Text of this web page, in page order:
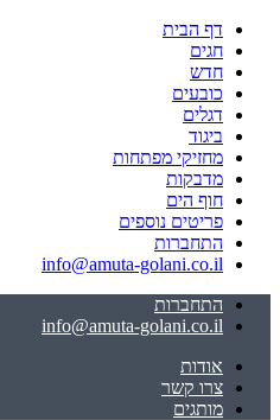
דף הבית
חגים
חדש
כובעים
דגלים
ביגוד
מחזיקי מפתחות
מדבקות
חוף הים
פריטים נוספים
התחברות
info@amuta-golani.co.il
התחברות
info@amuta-golani.co.il
אודות
צרו קשר
מותגים